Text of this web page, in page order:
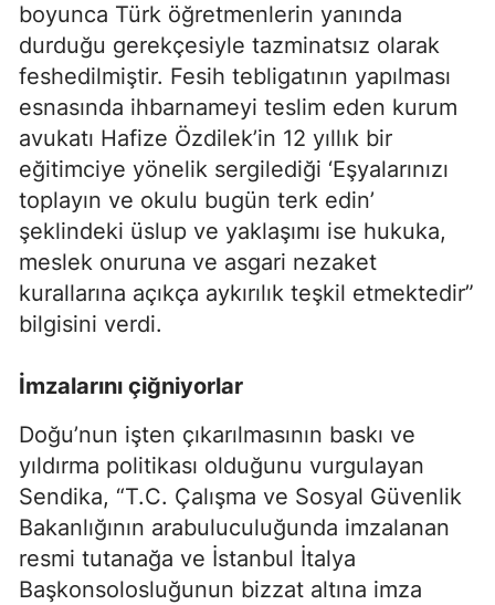
boyunca Türk öğretmenlerin yanında
durduğu gerekçesiyle tazminatsız olarak
feshedilmiştir. Fesih tebligatının yapılması
esnasında ihbarnameyi teslim eden kurum
avukatı Hafize Özdilek’in 12 yıllık bir
eğitimciye yönelik sergilediği ‘Eşyalarınızı
toplayın ve okulu bugün terk edin’
şeklindeki üslup ve yaklaşımı ise hukuka,
meslek onuruna ve asgari nezaket
kurallarına açıkça aykırılık teşkil etmektedir”
bilgisini verdi.
İmzalarını çiğniyorlar
Doğu’nun işten çıkarılmasının baskı ve
yıldırma politikası olduğunu vurgulayan
Sendika, “T.C. Çalışma ve Sosyal Güvenlik
Bakanlığının arabuluculuğunda imzalanan
resmi tutanağa ve İstanbul İtalya
Başkonsolosluğunun bizzat altına imza